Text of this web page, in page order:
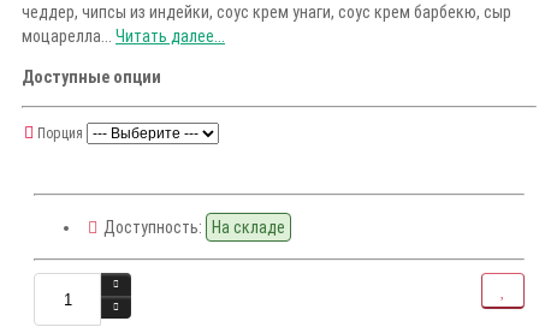
чеддер, чипсы из индейки, соус крем унаги, соус крем барбекю, сыр
моцарелла... Читать далее...
Доступные опции
Порция
Доступность: На складе